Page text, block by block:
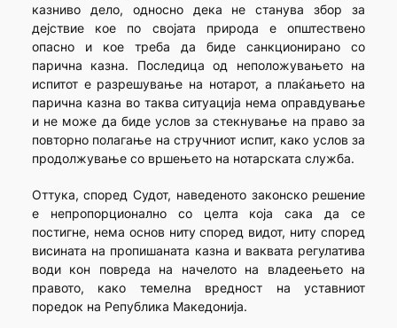
казниво дело, односно дека не станува збор за
дејствие кое по својата природа е општествено
опасно и кое треба да биде санкционирано со
парична казна. Последица од неположувањето на
испитот е разрешување на нотарот, а плаќањето на
парична казна во таква ситуација нема оправдување
и не може да биде услов за стекнување на право за
повторно полагање на стручниот испит, како услов за
продолжување со вршењето на нотарската служба.
Оттука, според Судот, наведеното законско решение
е непропорционално со целта која сака да се
постигне, нема основ ниту според видот, ниту според
висината на пропишаната казна и ваквата регулатива
води кон повреда на начелото на владеењето на
правото, како темелна вредност на уставниот
поредок на Република Македонија.